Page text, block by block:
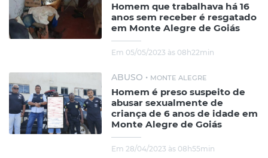
Homem que trabalhava há 16
anos sem receber é resgatado
em Monte Alegre de Goiás
Em 05/05/2023 às 08h22min
ABUSO • MONTE ALEGRE
Homem é preso suspeito de
abusar sexualmente de
criança de 6 anos de idade em
Monte Alegre de Goiás
Em 28/04/2023 às 08h55min